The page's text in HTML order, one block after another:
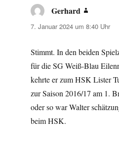
Gerhard
7. Januar 2024 um 8:40 Uhr
Stimmt. In den beiden
für die SG Weiß-Blau
kehrte er zum HSK Lister
zur Saison 2016/17 am 1.
oder so war Walter
beim HSK.